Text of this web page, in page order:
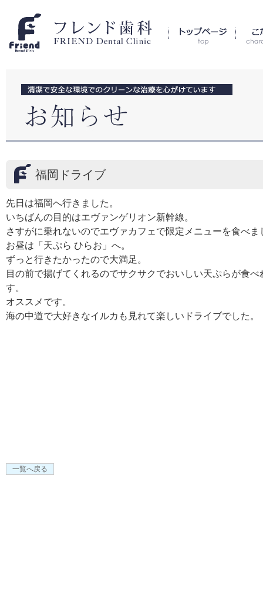
福岡ドライブ
先日は福岡へ行きました。
いちばんの目的はエヴァンゲリオン新幹線。
さすがに乗れないのでエヴァカフェで限定メニューを食べま
お昼は「天ぷら ひらお」へ。
ずっと行きたかったので大満足。
目の前で揚げてくれるのでサクサクでおいしい天ぷらが食べ
す。
オススメです。
海の中道で大好きなイルカも見れて楽しいドライブでした。
一覧へ戻る